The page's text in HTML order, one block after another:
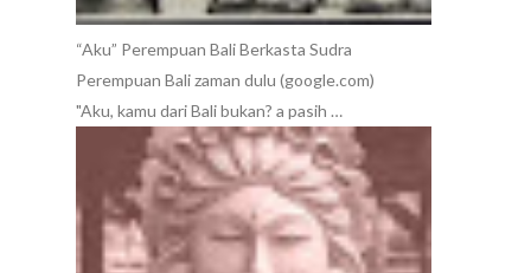
“Aku” Perempuan Bali Berkasta Sudra
Perempuan Bali zaman dulu (google.com)
"Aku, kamu dari Bali bukan? a pasih …